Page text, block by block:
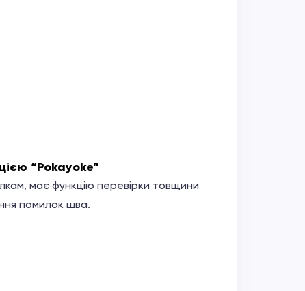
“Pokayoke”
має функцію перевірки товщини
помилок шва.